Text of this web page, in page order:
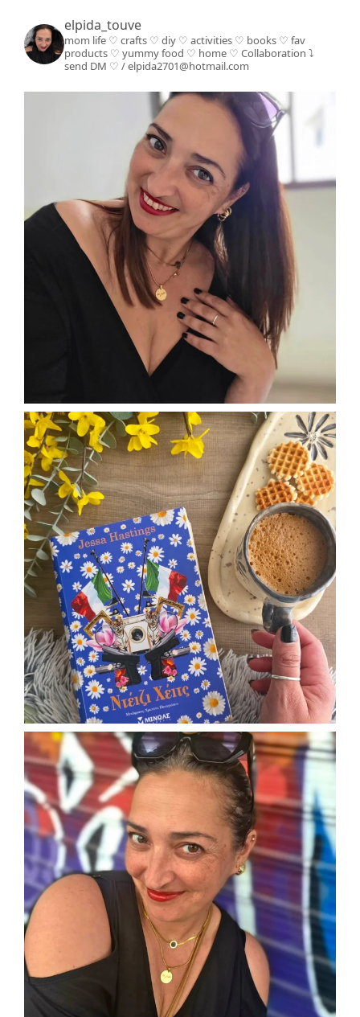
elpida_touve
mom life ♡ crafts ♡ diy ♡ activities ♡ books ♡ fav
products ♡ yummy food ♡ home ♡ Collaboration ⤵️
send DM ♡ / elpida2701@hotmail.com